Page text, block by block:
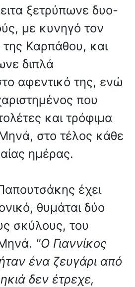
ξετρύπωνε δυο-
με κυνηγό τον
της Καρπάθου, και
διπλά
αφεντικό της, ενώ
που
και τρόφιμα
στο τέλος κάθε
ημέρας.
έχει
θυμάται δύο
σκύλους, του
"Ο Γιαννίκος
ένα ζευγάρι από
δεν έτρεχε,